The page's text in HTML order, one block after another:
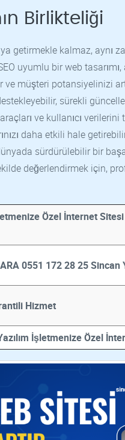
Birlikteliği
getirmekle kalmaz, aynı
uyumlu bir web
müşteri potansiyelinizi
sürekli
ve kullanıcı
daha etkili hale
sürdürülebilir bir
değerlendirmek için,
Özel İnternet Sitesi
0551 172 28 25 Sincan
Hizmet
İşletmenize Özel